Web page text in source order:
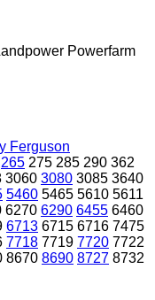
Powerfarm
Ferguson
265 275 285 290 362
3060 3080 3085 3640
5460 5465 5610 5611
6270 6290 6455 6460
6713 6715 6716 7475
7718 7719 7720 7722
8670 8690 8727 8732